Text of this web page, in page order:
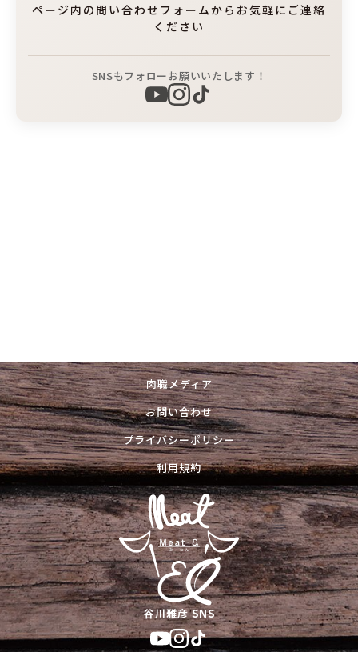
ページ内の問い合わせフォームからお気軽にご連絡
ください
SNSもフォローお願いいたします！
肉職メディア
お問い合わせ
プライバシーポリシー
利用規約
谷川雅彦 SNS